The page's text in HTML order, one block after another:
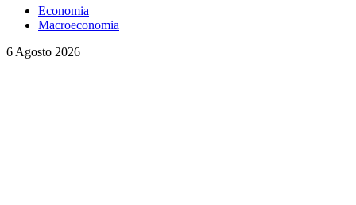
Economia
Macroeconomia
6 Agosto 2026